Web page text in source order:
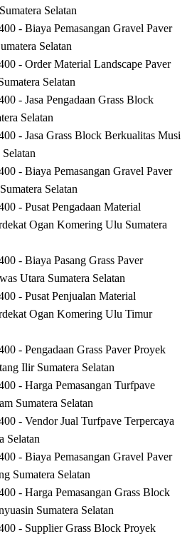
Selatan
- Biaya Pemasangan Gravel Paver
Selatan
- Order Material Landscape Paver
Selatan
- Jasa Pengadaan Grass Block
Selatan
- Jasa Grass Block Berkualitas Musi
- Biaya Pemasangan Gravel Paver
Selatan
- Pusat Pengadaan Material
Ogan Komering Ulu Sumatera
- Biaya Pasang Grass Paver
Utara Sumatera Selatan
- Pusat Penjualan Material
Ogan Komering Ulu Timur
- Pengadaan Grass Paver Proyek
Ilir Sumatera Selatan
- Harga Pemasangan Turfpave
Sumatera Selatan
- Vendor Jual Turfpave Terpercaya
Selatan
- Biaya Pemasangan Gravel Paver
Sumatera Selatan
- Harga Pemasangan Grass Block
Sumatera Selatan
- Supplier Grass Block Proyek